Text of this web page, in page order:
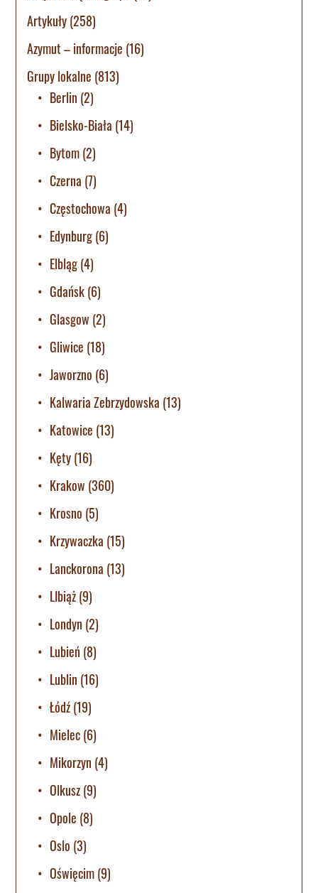
Artykuły(258)
Azymut – informacje (16)
Grupy lokalne (813)
Berlin (2)
Bielsko-Biała (14)
Bytom(2)
Czerna (7)
Częstochowa (4)
Edynburg(6)
Elbląg(4)
Gdańsk(6)
Glasgow (2)
Gliwice (18)
Jaworzno (6)
Kalwaria Zebrzydowska (13)
Katowice (13)
Kęty(16)
Krakow (360)
Krosno (5)
Krzywaczka (15)
Lanckorona (13)
LIbiąż(9)
Londyn (2)
Lubień (8)
Lublin (16)
Łódź(19)
Mielec(6)
Mikorzyn (4)
Olkusz(9)
Opole (8)
Oslo (3)
Oświęcim(9)